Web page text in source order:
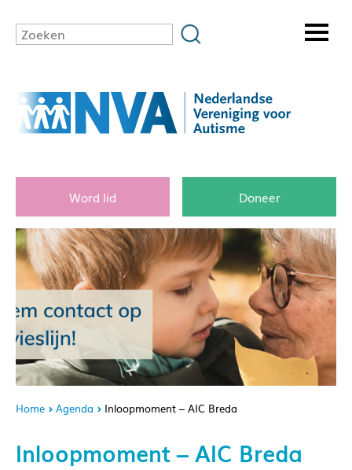
Word lid Doneer
Home Agenda Inloopmoment – AIC Breda
Inloopmoment – AIC Breda